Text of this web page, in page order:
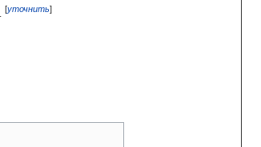
[уточнить]